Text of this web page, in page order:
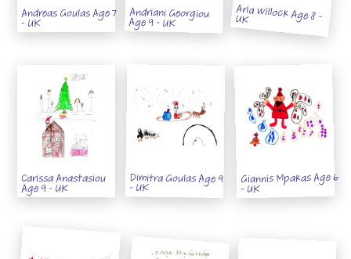
Andreas Goulas Age 7
- UK Andriani Georgiou
Age 9 - UK Aria Willock Age 8 - UK
Carissa Anastasiou
Age 9 - UK Dimitra Goulas Age 9
- UK Giannis Mpakas Age 6
- UK